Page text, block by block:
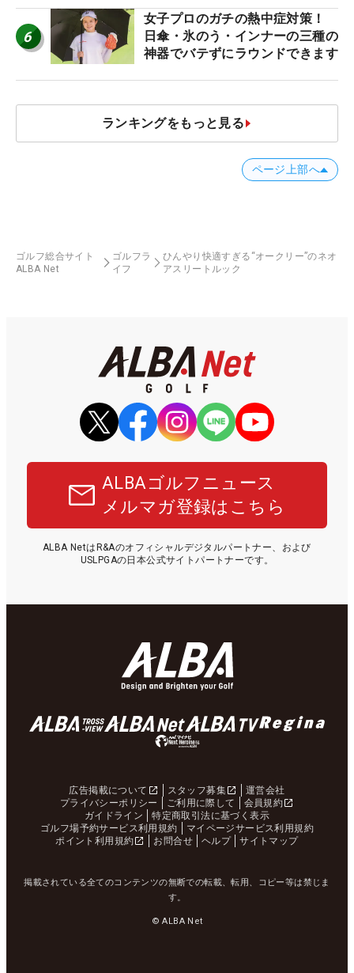
6
女子プロのガチの熱中症対策！
日傘・氷のう・インナーの三種の
神器でバテずにラウンドできます
ランキングをもっと見る
ページ上部へ
ゴルフ総合サイト
ALBA Net
ゴルフラ
イフ
ひんやり快適すぎる“オークリー”のネオ
アスリートルック
ALBAゴルフニュース
メルマガ登録はこちら
ALBA NetはR&Aのオフィシャルデジタルパートナー、および
USLPGAの日本公式サイトパートナーです。
広告掲載について スタッフ募集
運営会社
プライバシーポリシー
ご利用に際して
会員規約
ガイドライン
特定商取引法に基づく表示
ゴルフ場予約サービス利用規約
マイページサービス利用規約
ポイント利用規約
お問合せ ヘルプ サイトマップ
掲載されている全てのコンテンツの無断での転載、転用、コピー等は禁じま
す。
© ALBA Net